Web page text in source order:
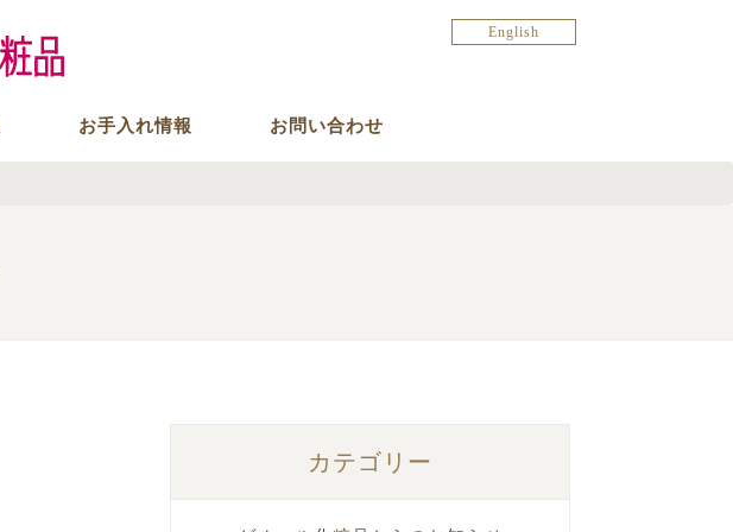
お手入れ情報 お問い合わせ
English
カテゴリー